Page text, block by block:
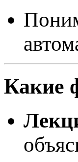
Какие